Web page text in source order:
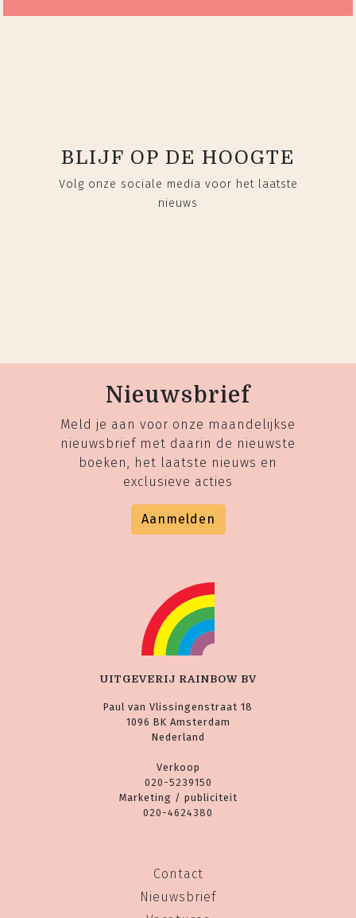
BLIJF OP DE HOOGTE
Volg onze sociale media voor het laatste
nieuws
Nieuwsbrief
Meld je aan voor onze maandelijkse
nieuwsbrief met daarin de nieuwste
boeken, het laatste nieuws en
exclusieve acties
Aanmelden
UITGEVERIJ RAINBOW BV
Paul van Vlissingenstraat 18
1096 BK Amsterdam
Nederland
Verkoop
020-5239150
Marketing / publiciteit
020-4624380
Contact
Nieuwsbrief